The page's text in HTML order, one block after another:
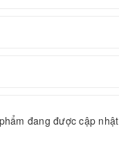
đang được cập nhật